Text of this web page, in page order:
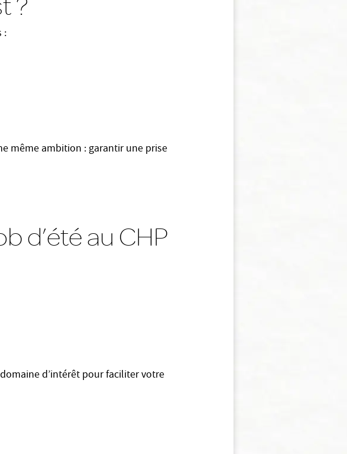
:
même ambition : garantir une prise
d’été au CHP
d’intérêt pour faciliter votre